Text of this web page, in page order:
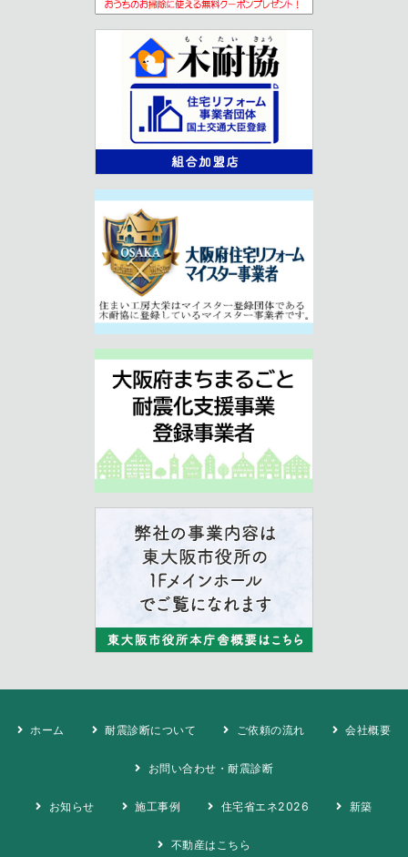
ホーム 耐震診断について ご依頼の流れ 会社概要
お問い合わせ・耐震診断
お知らせ 施工事例 住宅省エネ2026 新築
不動産はこちら